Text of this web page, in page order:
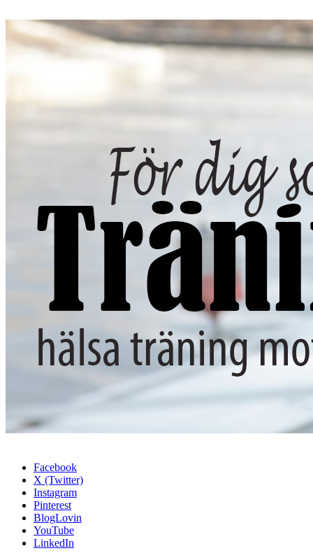
Facebook
X (Twitter)
Instagram
Pinterest
BlogLovin
YouTube
LinkedIn